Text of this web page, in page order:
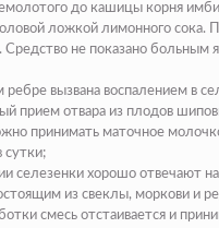
до кашицы корня
ложкой лимонного сока.
Средство не показано больным
ребре вызвана воспалением в
прием отвара из плодов
принимать маточное
сутки;
селезенки хорошо отвечают
из свеклы, моркови и
смесь отстаивается и